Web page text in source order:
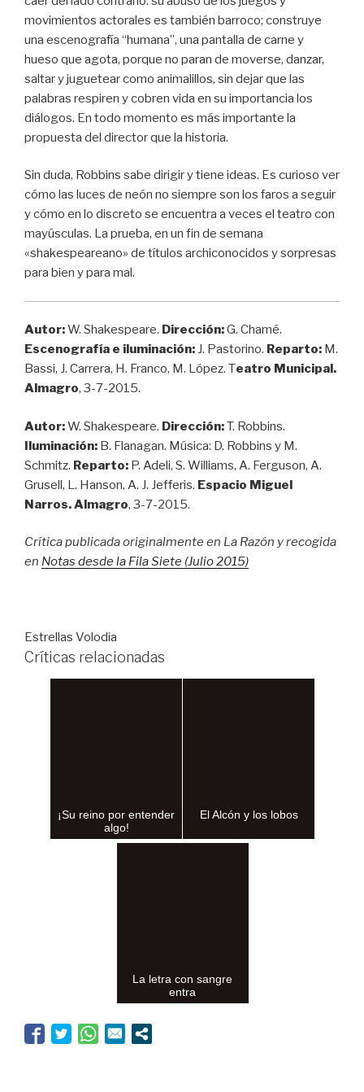
movimientos actorales es también barroco; construye
una escenografía “humana”, una pantalla de carne y
hueso que agota, porque no paran de moverse, danzar,
saltar y juguetear como animalillos, sin dejar que las
palabras respiren y cobren vida en su importancia los
diálogos. En todo momento es más importante la
propuesta del director que la historia.
Sin duda, Robbins sabe dirigir y tiene ideas. Es curioso ver
cómo las luces de neón no siempre son los faros a seguir
y cómo en lo discreto se encuentra a veces el teatro con
mayúsculas. La prueba, en un fin de semana
«shakespeareano» de títulos archiconocidos y sorpresas
para bien y para mal.
Autor:W. Shakespeare. Dirección:G. Chamé.
Escenografía e iluminación: J. Pastorino. Reparto: M.
Bassi, J. Carrera, H. Franco, M. López. Teatro Municipal.
Almagro, 3-7-2015.
Autor:W. Shakespeare. Dirección:T. Robbins.
Iluminación: B. Flanagan. Música: D. Robbins y M.
Schmitz. Reparto: P. Adeli, S. Williams, A. Ferguson, A.
Grusell, L. Hanson, A. J. Jefferis. Espacio Miguel
Narros. Almagro, 3-7-2015.
Crítica publicada originalmente en La Razón y recogida
en Notas desde la Fila Siete (Julio 2015)
Estrellas Volodia
Críticas relacionadas
¡Su reino por entender
algo!
El Alcón y los lobos
La letra con sangre
entra